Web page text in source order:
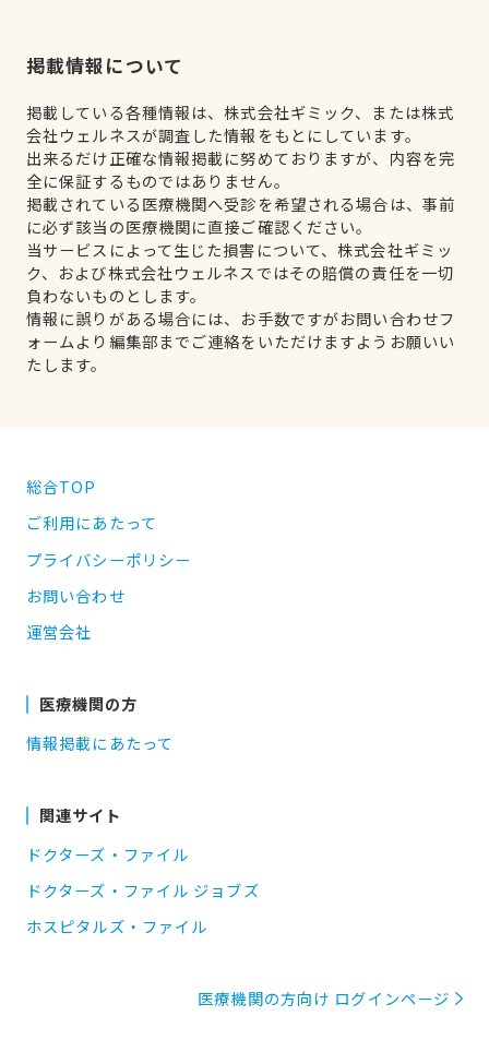
掲載情報について
掲載している各種情報は、株式会社ギミック、または株式
会社ウェルネスが調査した情報をもとにしています。
出来るだけ正確な情報掲載に努めておりますが、内容を完
全に保証するものではありません。
掲載されている医療機関へ受診を希望される場合は、事前
に必ず該当の医療機関に直接ご確認ください。
当サービスによって生じた損害について、株式会社ギミッ
ク、および株式会社ウェルネスではその賠償の責任を一切
負わないものとします。
情報に誤りがある場合には、お手数ですがお問い合わせフ
ォームより編集部までご連絡をいただけますようお願いい
たします。
総合TOP
ご利用にあたって
プライバシーポリシー
お問い合わせ
運営会社
医療機関の方
情報掲載にあたって
関連サイト
ドクターズ・ファイル
ドクターズ・ファイル ジョブズ
ホスピタルズ・ファイル
医療機関の方向け ログインページ